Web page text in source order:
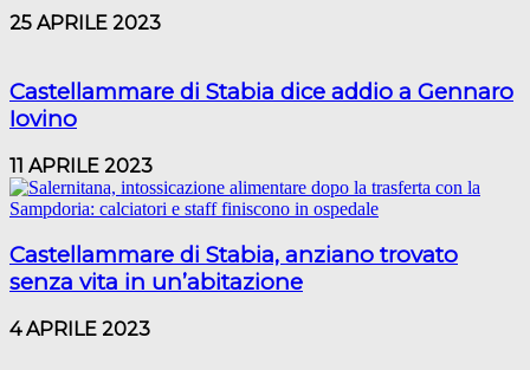
25 APRILE 2023
Castellammare di Stabia dice addio a Gennaro
Iovino
11 APRILE 2023
Castellammare di Stabia, anziano trovato
senza vita in un’abitazione
4 APRILE 2023